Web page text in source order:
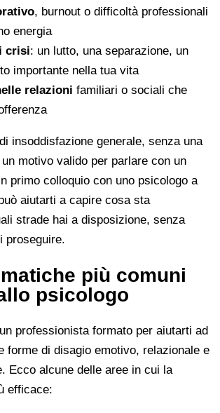
, burnout o difficoltà professionali
energia
crisi: un lutto, una separazione, un
importante nella tua vita
relazioni familiari o sociali che
insoddisfazione generale, senza una
motivo valido per parlare con un
primo colloquio con uno psicologo a
aiutarti a capire cosa sta
strade hai a disposizione, senza
proseguire.
più comuni
psicologo
professionista formato per aiutarti ad
forme di disagio emotivo, relazionale e
Ecco alcune delle aree in cui la
efficace: